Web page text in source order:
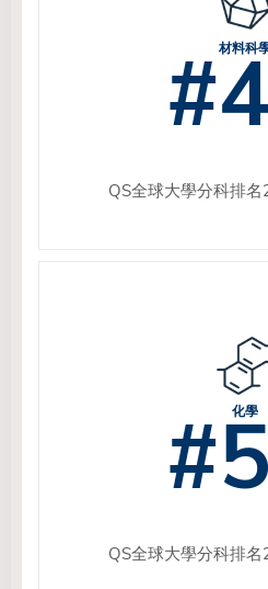
材料科
QS全球大學分科排
化學
QS全球大學分科排